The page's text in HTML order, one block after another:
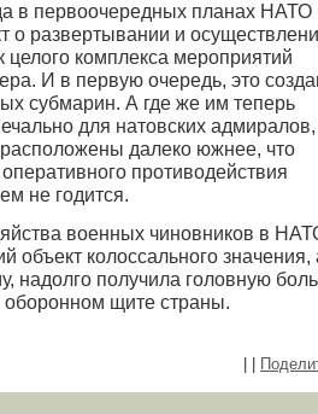
в первоочередных планах НАТО
о развертывании и
комплекса мероприятий
И в первую очередь, это
субмарин. А где же им теперь
для натовских
далеко южнее, что
противодействия
не годится.
военных чиновников в
объект колоссального значения,
надолго получила головную
щите страны.
| |